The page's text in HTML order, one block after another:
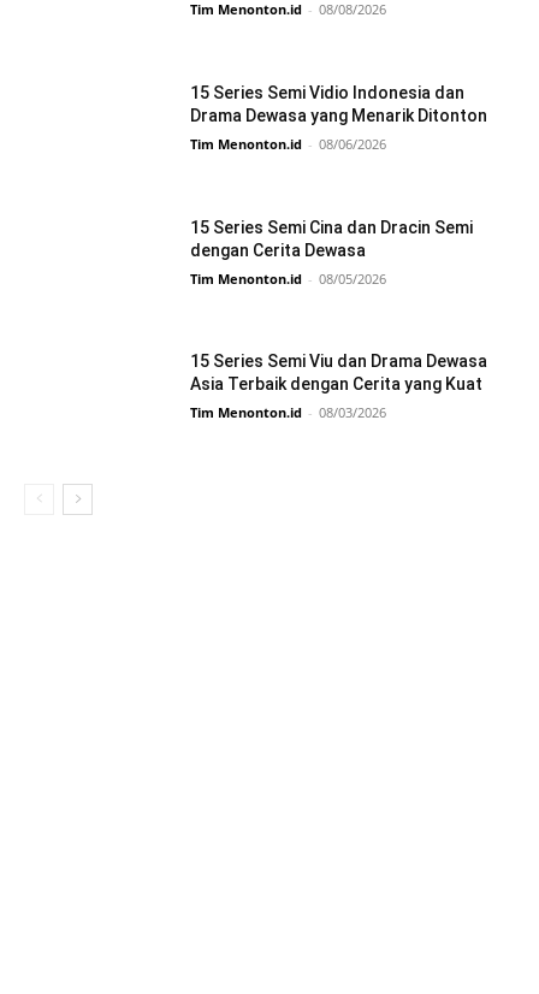
Tim Menonton.id - 08/08/2026
15 Series Semi Vidio Indonesia dan
Drama Dewasa yang Menarik Ditonton
Tim Menonton.id - 08/06/2026
15 Series Semi Cina dan Dracin Semi
dengan Cerita Dewasa
Tim Menonton.id - 08/05/2026
15 Series Semi Viu dan Drama Dewasa
Asia Terbaik dengan Cerita yang Kuat
Tim Menonton.id - 08/03/2026